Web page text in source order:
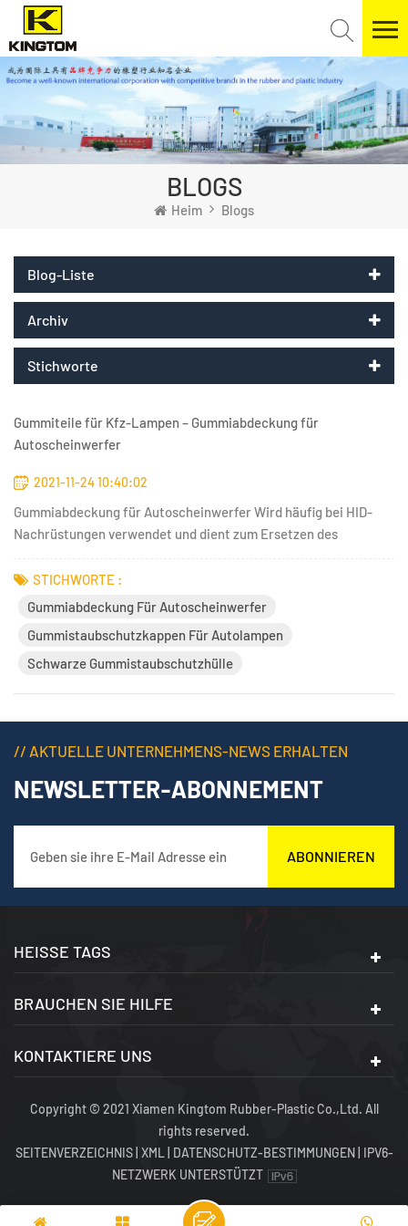
BLOGS
Heim Blogs
Blog-Liste
Archiv
Stichworte
Gummiteile für Kfz-Lampen – Gummiabdeckung für
Autoscheinwerfer
2021-11-24 10:40:02
Gummiabdeckung für Autoscheinwerfer Wird häufig bei HID-
Nachrüstungen verwendet und dient zum Ersetzen des
Sie das Kabel der HID-Lampe von der Außenseite des
Scheinwerfergehäuses und dichten Sie ihn gut ab – wasser- und
STICHWORTE :
Gummiabdeckung Für Autoscheinwerfer
Gummistaubschutzkappen Für Autolampen
Schwarze Gummistaubschutzhülle
// AKTUELLE UNTERNEHMENS-NEWS ERHALTEN
NEWSLETTER-ABONNEMENT
ABONNIEREN
HEISSE TAGS
BRAUCHEN SIE HILFE
KONTAKTIERE UNS
Copyright © 2021 Xiamen Kingtom Rubber-Plastic Co.,Ltd. All
rights reserved.
SEITENVERZEICHNIS XML DATENSCHUTZ-BESTIMMUNGEN| IPV6-
NETZWERK UNTERSTÜTZT